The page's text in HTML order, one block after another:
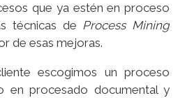
que ya estén en proceso
técnicas de Process Mining
de esas mejoras.
escogimos un proceso
en procesado documental y